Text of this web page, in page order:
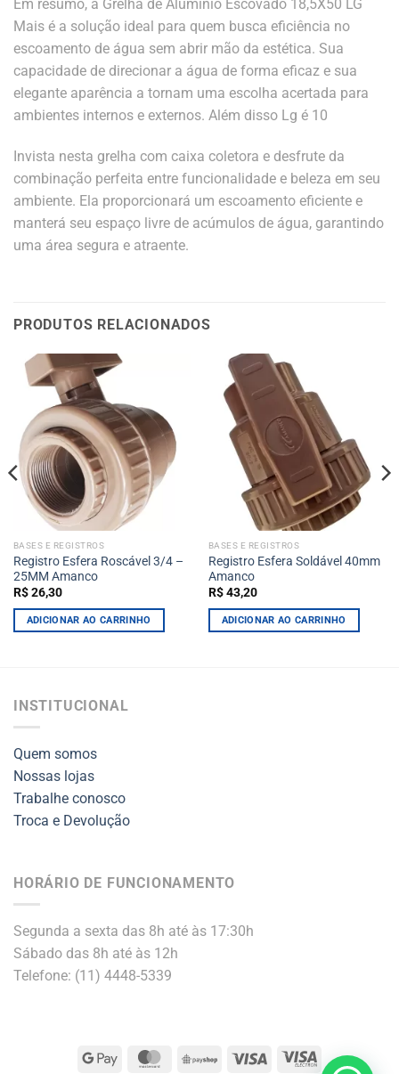
Em resumo, a Grelha de Alumínio Escovado 18,5X50 LG
Mais é a solução ideal para quem busca eficiência no
escoamento de água sem abrir mão da estética. Sua
capacidade de direcionar a água de forma eficaz e sua
elegante aparência a tornam uma escolha acertada para
ambientes internos e externos. Além disso Lg é 10
Invista nesta grelha com caixa coletora e desfrute da
combinação perfeita entre funcionalidade e beleza em seu
ambiente. Ela proporcionará um escoamento eficiente e
manterá seu espaço livre de acúmulos de água, garantindo
uma área segura e atraente.
PRODUTOS RELACIONADOS
BASES E REGISTROS
Registro Esfera Roscável 3/4 –
25MM Amanco
R$26,30
ADICIONAR AO CARRINHO
BASES E REGISTROS
Registro Esfera Soldável 40mm
Amanco
R$43,20
ADICIONAR AO CARRINHO
INSTITUCIONAL
Quem somos
Nossas lojas
Trabalhe conosco
Troca e Devolução
HORÁRIO DE FUNCIONAMENTO
Segunda a sexta das 8h até às 17:30h
Sábado das 8h até às 12h
Telefone: (11) 4448-5339
Google
MasterCardPayShopVisa
Visa